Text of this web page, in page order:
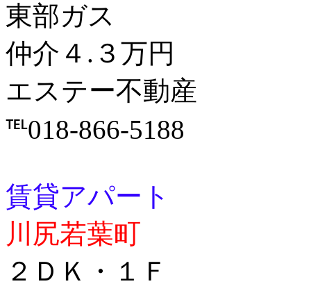
東部ガス
仲介４.３万円
エステー不動産
℡018-866-5188
賃貸アパート
川尻若葉町
２ＤＫ・１Ｆ